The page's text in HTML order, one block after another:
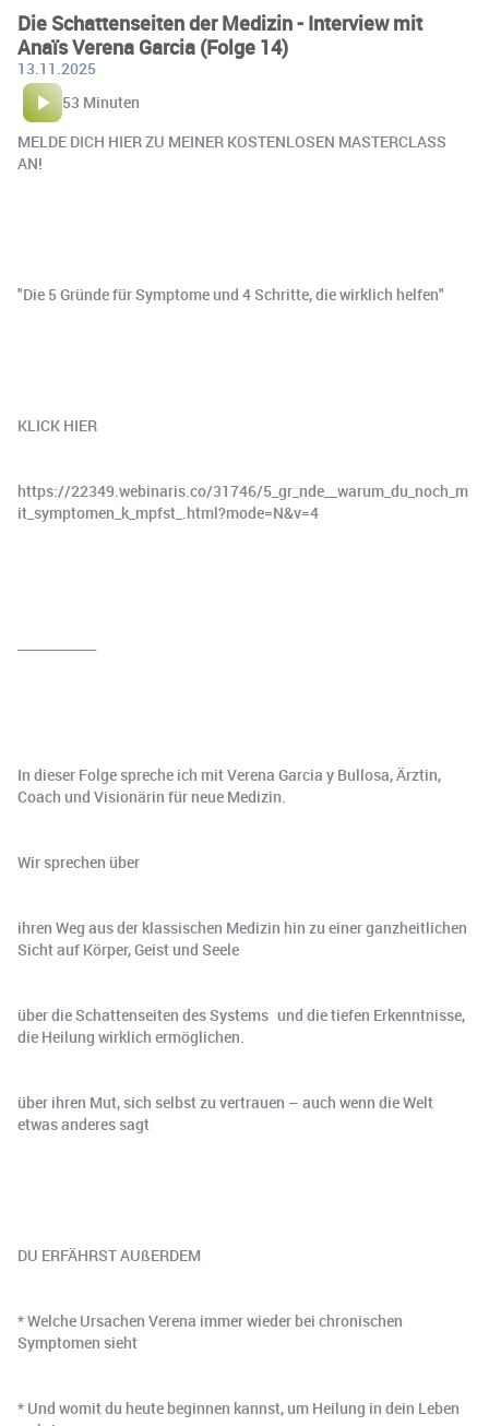
Die Schattenseiten der Medizin - Interview mit
Anaïs Verena Garcia (Folge 14)
13.11.2025
53 Minuten
‍MELDE DICH HIER ZU MEINER KOSTENLOSEN MASTERCLASS
AN!
"Die 5 Gründe für Symptome und 4 Schritte, die wirklich helfen"
KLICK HIER
https://22349.webinaris.co/31746/5_gr_nde__warum_du_noch_m
it_symptomen_k_mpfst_.html?mode=N&v=4
In dieser Folge spreche ich mit Verena Garcia y Bullosa, Ärztin,
Coach und Visionärin für neue Medizin.
Wir sprechen über
ihren Weg aus der klassischen Medizin hin zu einer ganzheitlichen
Sicht auf Körper, Geist und Seele
über die Schattenseiten des Systems und die tiefen Erkenntnisse,
die Heilung wirklich ermöglichen.
über ihren Mut, sich selbst zu vertrauen – auch wenn die Welt
etwas anderes sagt
DU ERFÄHRST AUßERDEM
* Welche Ursachen Verena immer wieder bei chronischen
Symptomen sieht
* Und womit du heute beginnen kannst, um Heilung in dein Leben